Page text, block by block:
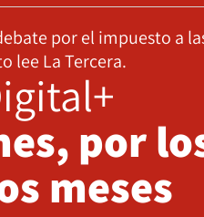
por el impuesto a
lee La Tercera.
por
meses